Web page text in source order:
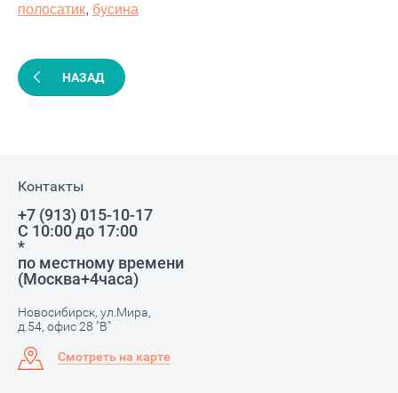
полосатик, бусина
НАЗАД
Контакты
+7 (913) 015-10-17
С 10:00 до 17:00
*
по местному времени
(Москва+4часа)
Новосибирск, ул.Мира,
д.54, офис 28 "В"
Смотреть на карте